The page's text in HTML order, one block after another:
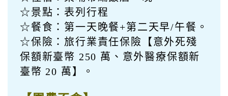
☆ 單人房差:1500元
☆ 不含小費 200 元/人。
☆12/31跨年出發加價:3000/人
☆請注意: 麟趾山步道行走近四個小
時，請留意身體補水狀況